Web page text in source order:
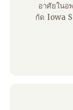
อาศัยในอ
กัด Iowa
คอนเ